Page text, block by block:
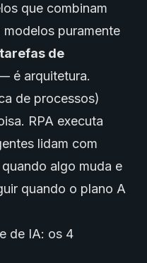
que combinam
puramente
de
é arquitetura.
de processos)
RPA executa
lidam com
algo muda e
quando o plano A
de IA: os 4